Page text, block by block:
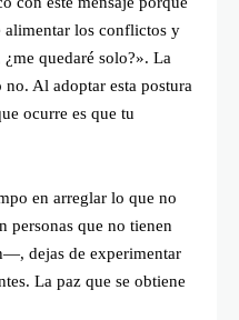
alimentar los conflictos y
quedaré solo?». La
Al adoptar esta postura
ocurre es que tu
en arreglar lo que no
personas que no tienen
dejas de experimentar
La paz que se obtiene